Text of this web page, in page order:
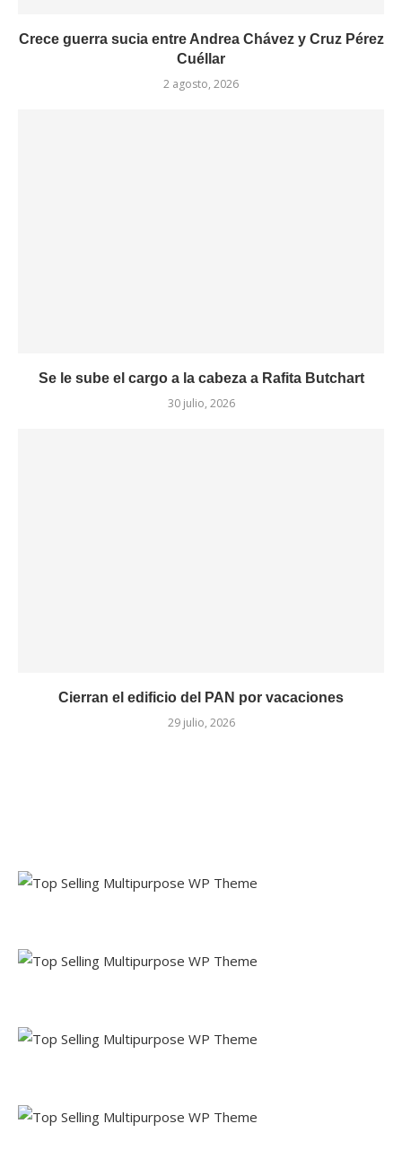
Crece guerra sucia entre Andrea Chávez y Cruz Pérez
Cuéllar
2 agosto, 2026
Se le sube el cargo a la cabeza a Rafita Butchart
30 julio, 2026
Cierran el edificio del PAN por vacaciones
29 julio, 2026